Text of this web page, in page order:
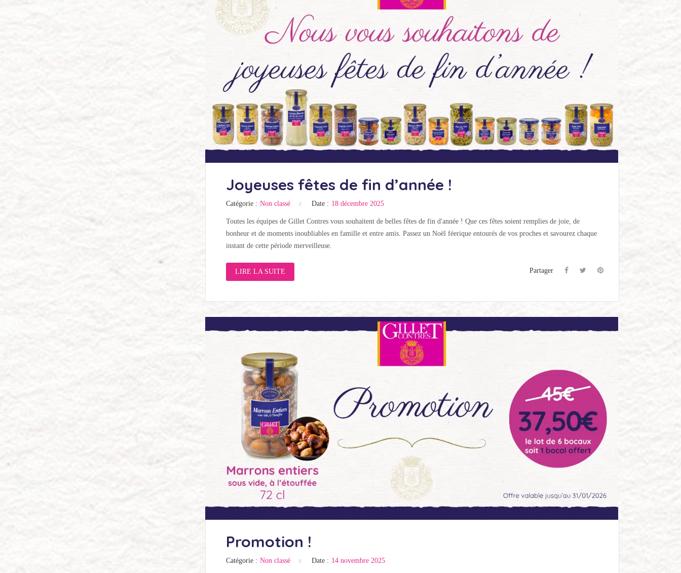
Joyeuses fêtes de fin d’année !
Catégorie : Non classé Date : 18 décembre 2025
Toutes les équipes de Gillet Contres vous souhaitent de belles fêtes de fin d'année ! Que ces fêtes soient remplies de joie, de
bonheur et de moments inoubliables en famille et entre amis. Passez un Noël féerique entourés de vos proches et savourez chaque
instant de cette période merveilleuse.
LIRE LA SUITE Partager
Promotion !
Catégorie : Non classé Date : 14 novembre 2025